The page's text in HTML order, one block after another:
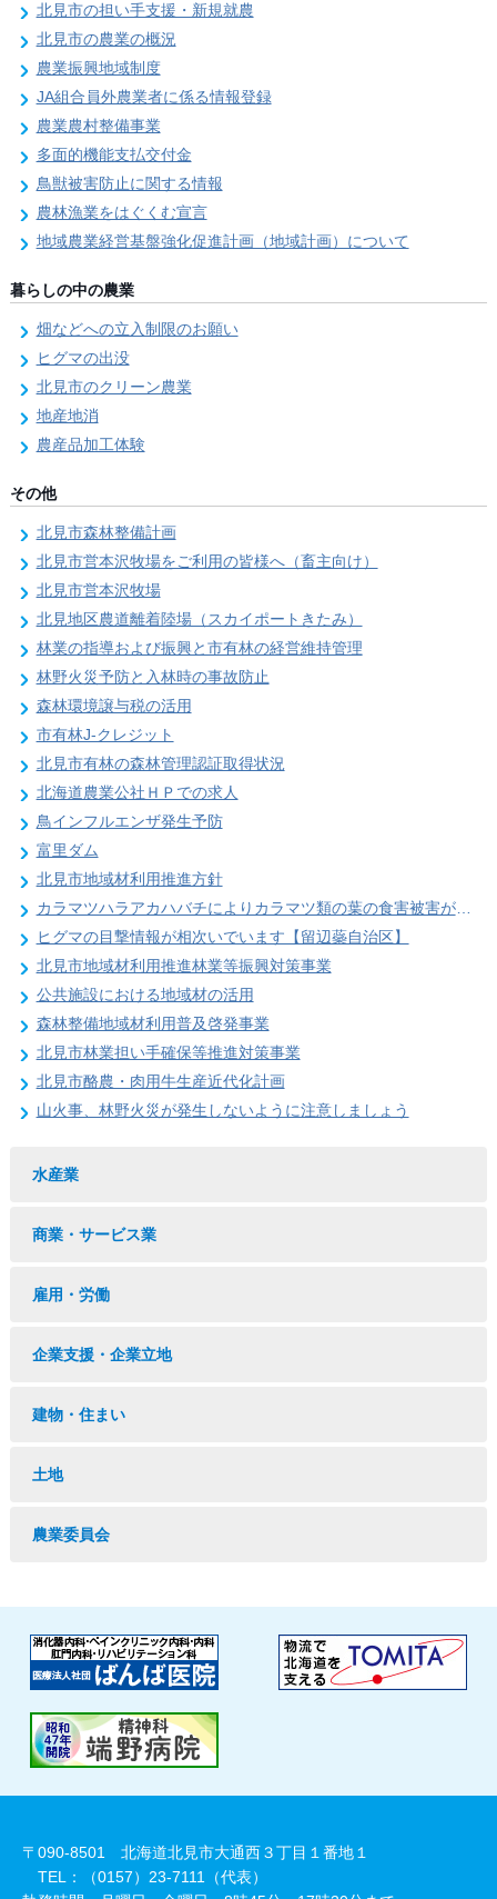
北見市の担い手支援・新規就農
北見市の農業の概況
農業振興地域制度
JA組合員外農業者に係る情報登録
農業農村整備事業
多面的機能支払交付金
鳥獣被害防止に関する情報
農林漁業をはぐくむ宣言
地域農業経営基盤強化促進計画（地域計画）について
暮らしの中の農業
畑などへの立入制限のお願い
ヒグマの出没
北見市のクリーン農業
地産地消
農産品加工体験
その他
北見市森林整備計画
北見市営本沢牧場をご利用の皆様へ（畜主向け）
北見市営本沢牧場
北見地区農道離着陸場（スカイポートきたみ）
林業の指導および振興と市有林の経営維持管理
林野火災予防と入林時の事故防止
森林環境譲与税の活用
市有林J-クレジット
北見市有林の森林管理認証取得状況
北海道農業公社ＨＰでの求人
鳥インフルエンザ発生予防
富里ダム
北見市地域材利用推進方針
カラマツハラアカハバチによりカラマツ類の葉の食害被害が発生することがあります
ヒグマの目撃情報が相次いでいます【留辺蘂自治区】
北見市地域材利用推進林業等振興対策事業
公共施設における地域材の活用
森林整備地域材利用普及啓発事業
北見市林業担い手確保等推進対策事業
北見市酪農・肉用牛生産近代化計画
山火事、林野火災が発生しないように注意しましょう
水産業
商業・サービス業
雇用・労働
企業支援・企業立地
建物・住まい
土地
農業委員会
〒090-8501 北海道北見市大通西３丁目１番地１
TEL：（0157）23-7111（代表）